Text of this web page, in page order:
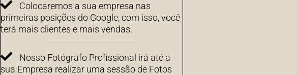
Colocaremos a sua empresa nas
primeiras posições do Google, com isso, você
terá mais clientes e mais vendas.
Nosso Fotógrafo Profissional irá até a
sua Empresa realizar uma sessão de Fotos